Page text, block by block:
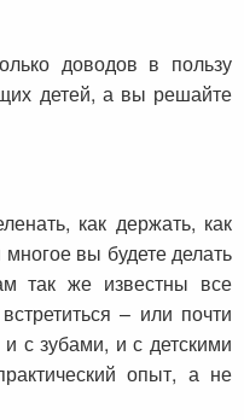
доводов в пользу
детей, а вы решайте
как держать, как
вы будете делать
так же известны все
– или почти
с зубами, и с детскими
опыт, а не